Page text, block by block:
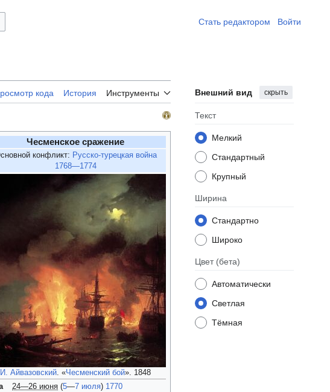
Стать редактором ​ Войти
кода История Инструменты Внешний вид скрыть
Текст
Мелкий
Стандартный
Крупный
Ширина
Стандартно
Широко
Цвет (бета)
Автоматически
Светлая
Тёмная
Чесменское сражение
конфликт: Русско-турецкая война
1768—1774
И. Айвазовский. «Чесменский бой». 1848
24—26 июня (5—7 июля) 1770